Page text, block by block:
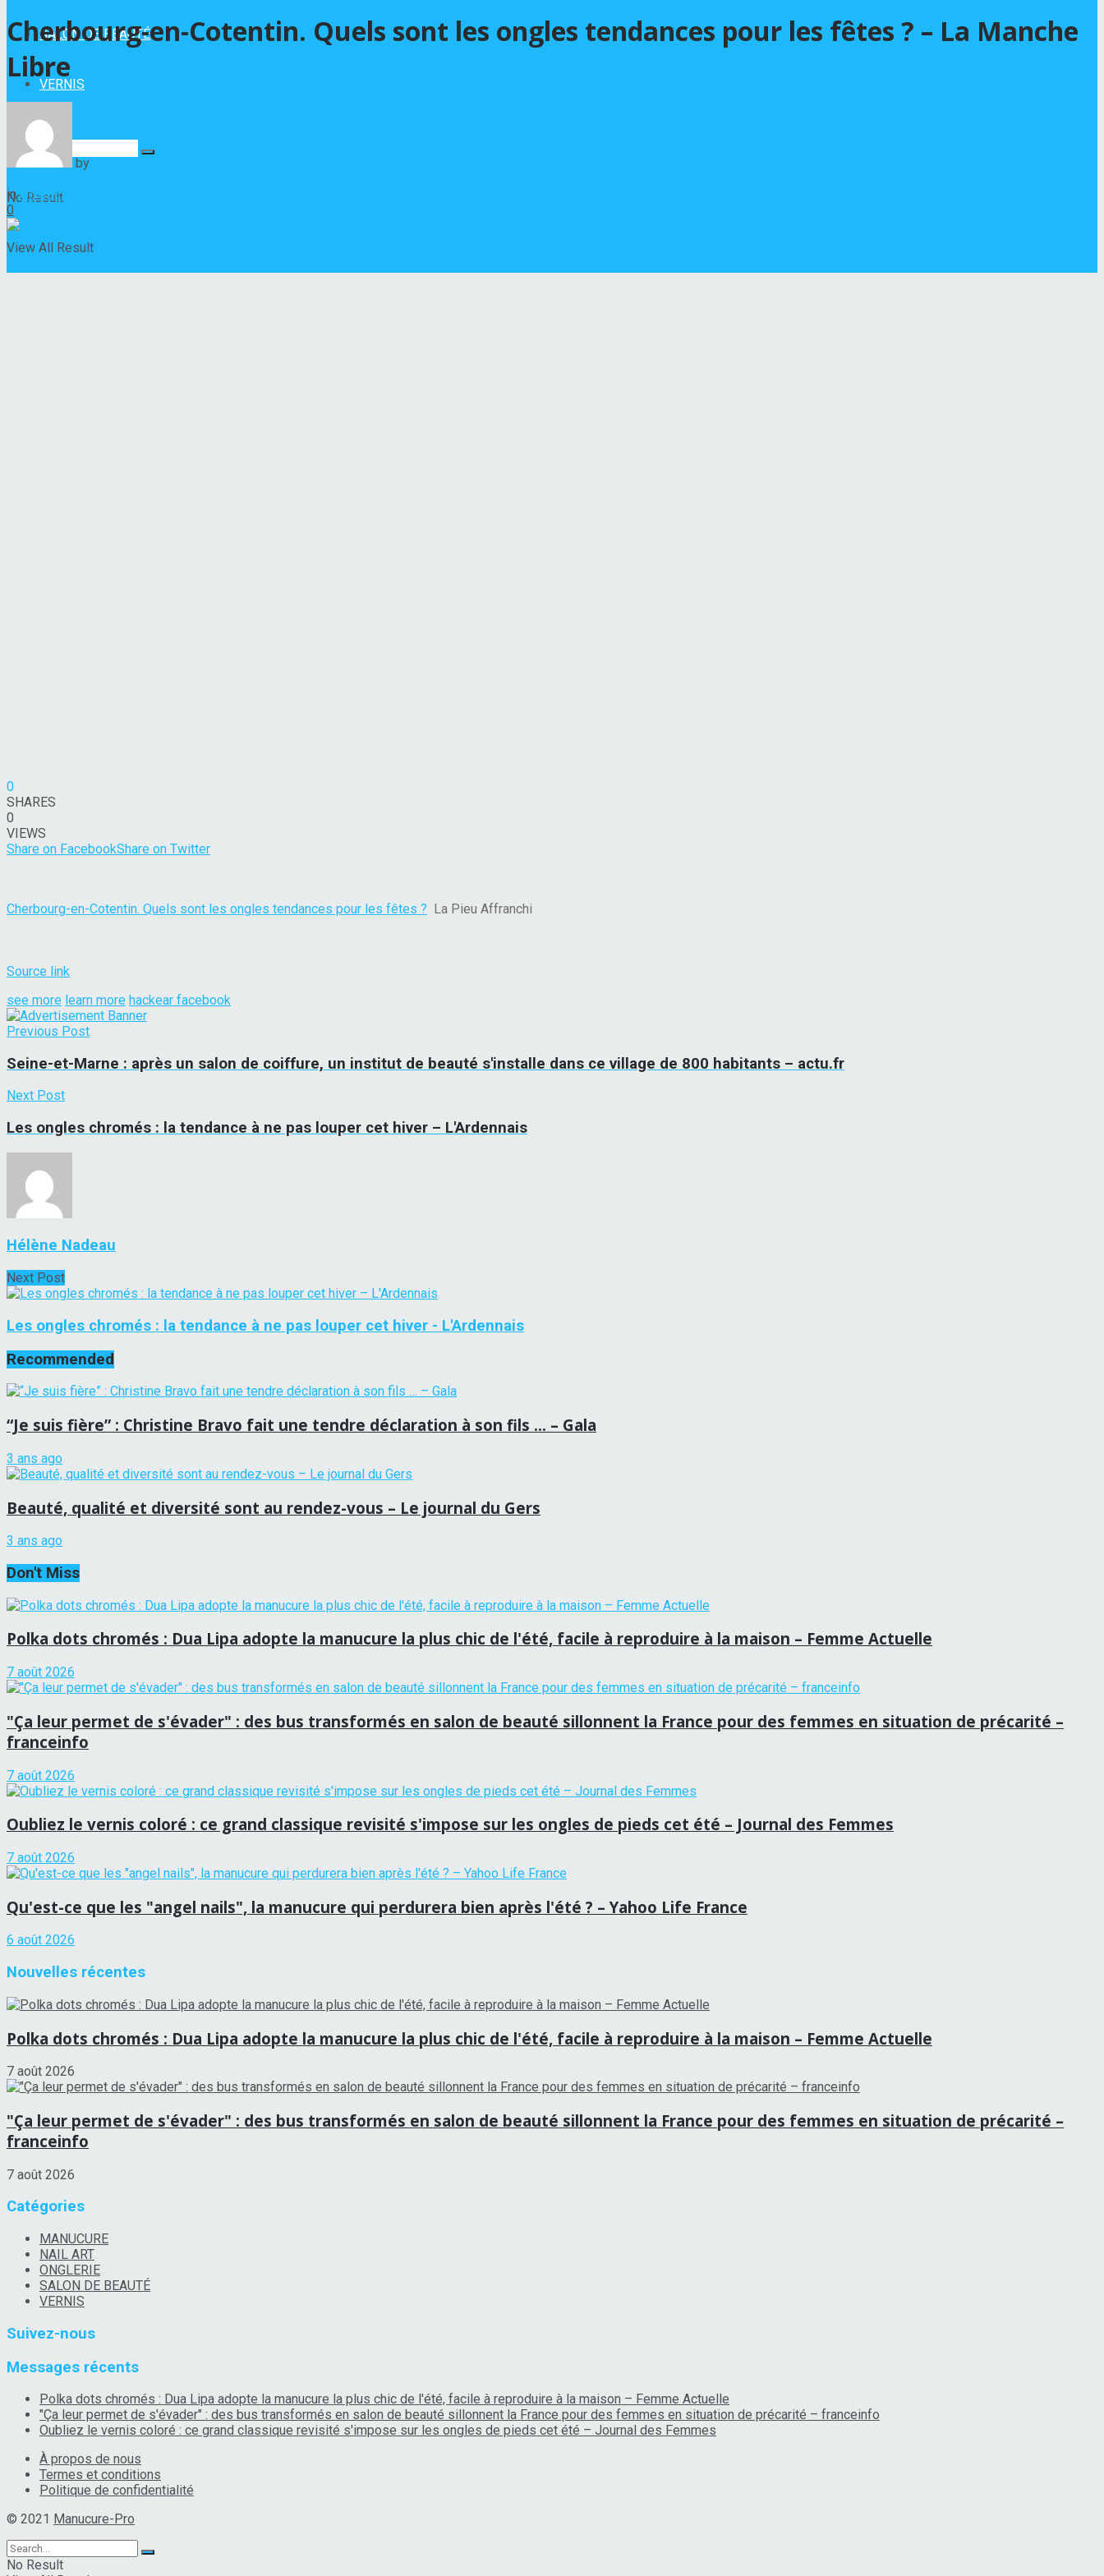
SALON DE BEAUTÉ
VERNIS
No Result
View All Result
Cherbourg-en-Cotentin. Quels sont les ongles tendances pour les fêtes ? – La Manche
Libre
by
in ONGLERIE
0
0
SHARES
0
VIEWS
Share on FacebookShare on Twitter
Cherbourg-en-Cotentin. Quels sont les ongles tendances pour les fêtes ? La Pieu Affranchi
Source link
see more learn more hackear facebook
Previous Post
Seine-et-Marne : après un salon de coiffure, un institut de beauté s'installe dans ce village de 800 habitants – actu.fr
Next Post
Les ongles chromés : la tendance à ne pas louper cet hiver – L'Ardennais
Hélène Nadeau
Next Post
Les ongles chromés : la tendance à ne pas louper cet hiver - L'Ardennais
Recommended
“Je suis fière” : Christine Bravo fait une tendre déclaration à son fils … – Gala
3 ans ago
Beauté, qualité et diversité sont au rendez-vous – Le journal du Gers
3 ans ago
Don't Miss
Polka dots chromés : Dua Lipa adopte la manucure la plus chic de l'été, facile à reproduire à la maison – Femme Actuelle
7 août 2026
"Ça leur permet de s'évader" : des bus transformés en salon de beauté sillonnent la France pour des femmes en situation de précarité –
franceinfo
7 août 2026
Oubliez le vernis coloré : ce grand classique revisité s'impose sur les ongles de pieds cet été – Journal des Femmes
7 août 2026
Qu'est-ce que les "angel nails", la manucure qui perdurera bien après l'été ? – Yahoo Life France
6 août 2026
Nouvelles récentes
Polka dots chromés : Dua Lipa adopte la manucure la plus chic de l'été, facile à reproduire à la maison – Femme Actuelle
7 août 2026
"Ça leur permet de s'évader" : des bus transformés en salon de beauté sillonnent la France pour des femmes en situation de précarité –
franceinfo
7 août 2026
Catégories
MANUCURE
NAIL ART
ONGLERIE
SALON DE BEAUTÉ
VERNIS
Suivez-nous
Messages récents
Polka dots chromés : Dua Lipa adopte la manucure la plus chic de l'été, facile à reproduire à la maison – Femme Actuelle
"Ça leur permet de s'évader" : des bus transformés en salon de beauté sillonnent la France pour des femmes en situation de précarité – franceinfo
Oubliez le vernis coloré : ce grand classique revisité s'impose sur les ongles de pieds cet été – Journal des Femmes
À propos de nous
Termes et conditions
Politique de confidentialité
© 2021 Manucure-Pro
No Result